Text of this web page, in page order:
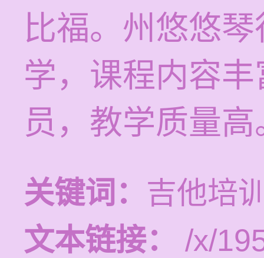
比福。州悠悠
学，课程内容
员，教学质量高
关键词： 吉他培
文本链接：
/x/